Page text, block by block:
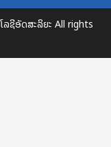
ລຊີອັດສະລິຍະ All rights